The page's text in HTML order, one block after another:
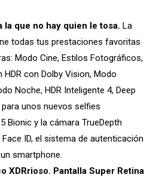
la que no hay quien le tosa. La
todas tus prestaciones favoritas
Modo Cine, Estilos Fotográficos,
HDR con Dolby Vision, Modo
Noche, HDR Inteligente 4, Deep
unos nuevos selfies
Bionic y la cámara TrueDepth
ID, el sistema de autenticación
smartphone.
XDRrioso. Pantalla Super Retina